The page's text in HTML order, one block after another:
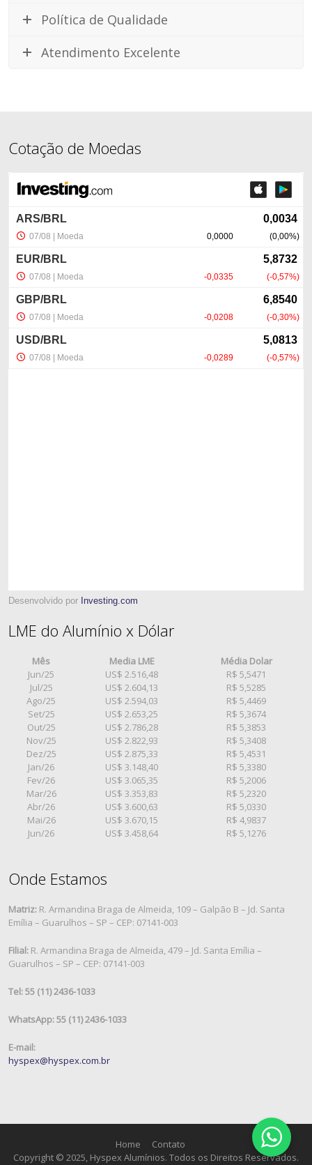
Política de Qualidade
Atendimento Excelente
Cotação de Moedas
Desenvolvido por Investing.com
LME do Alumínio x Dólar
Mês Media LME
Média Dolar
Jun/25
US$ 2.516,48
R$ 5,5471
Jul/25
US$ 2.604,13
R$ 5,5285
Ago/25
US$ 2.594,03
R$ 5,4469
Set/25
US$ 2.653,25
R$ 5,3674
Out/25
US$ 2.786,28
R$ 5,3853
Nov/25
US$ 2.822,93
R$ 5,3408
Dez/25
US$ 2.875,33
R$ 5,4531
Jan/26
US$ 3.148,40
R$ 5,3380
Fev/26
US$ 3.065,35
R$ 5,2006
Mar/26
US$ 3.353,83
R$ 5,2320
Abr/26
US$ 3.600,63
R$ 5,0330
Mai/26
US$ 3.670,15
R$ 4,9837
Jun/26
US$ 3.458,64 R$ 5,1276
Onde Estamos
Matriz: R. Armandina Braga de Almeida, 109 – Galpão B – Jd. Santa
Emília – Guarulhos – SP – CEP: 07141-003
Filial: R. Armandina Braga de Almeida, 479 – Jd. Santa Emília –
Guarulhos – SP – CEP: 07141-003
Tel: 55 (11) 2436-1033
WhatsApp: 55 (11) 2436-1033
E-mail:
hyspex@hyspex.com.br
Home
Contato
Copyright © 2025, Hyspex Alumínios. Todos os Direitos Reservados.